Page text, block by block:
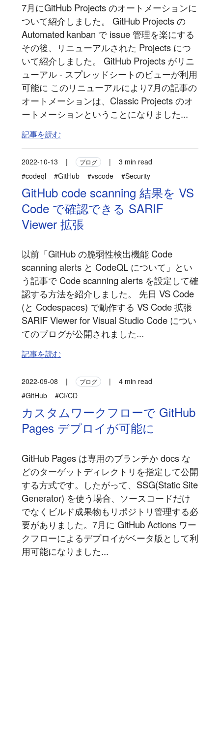
7月にGitHub Projects のオートメーションに
ついて紹介しました。 GitHub Projects の
Automated kanban で issue 管理を楽にする
その後、リニューアルされた Projects につ
いて紹介しました。 GitHub Projects がリニ
ューアル - スプレッドシートのビューが利用
可能に このリニューアルにより7月の記事の
オートメーションは、Classic Projects のオ
ートメーションということになりました...
記事を読む
2022-10-13 | ブログ |
3 min read
#codeql
#GitHub #vscode #Security
GitHub code scanning 結果を VS
Code で確認できる SARIF
Viewer 拡張
以前「GitHub の脆弱性検出機能 Code
scanning alerts と CodeQL について」とい
う記事で Code scanning alerts を設定して確
認する方法を紹介しました。 先日 VS Code
(と Codespaces) で動作する VS Code 拡張
SARIF Viewer for Visual Studio Code につい
てのブログが公開されました...
記事を読む
2022-09-08 | ブログ |
4 min read
#GitHub
#CI/CD
カスタムワークフローで GitHub
Pages デプロイが可能に
GitHub Pages は専用のブランチか docs な
どのターゲットディレクトリを指定して公開
する方式です。したがって、SSG(Static Site
Generator) を使う場合、ソースコードだけ
でなくビルド成果物もリポジトリ管理する必
要がありました。7月に GitHub Actions ワー
クフローによるデプロイがベータ版として利
用可能になりました...